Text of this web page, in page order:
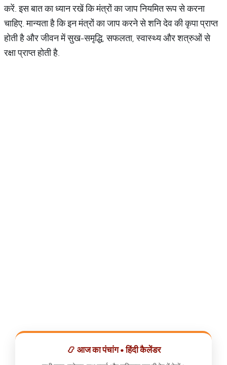
करें. इस बात का ध्यान रखें कि मंत्रों का जाप नियमित रूप से करना
चाहिए. मान्यता है कि इन मंत्रों का जाप करने से शनि देव की कृपा प्राप्त
होती है और जीवन में सुख-समृद्धि, सफलता, स्वास्थ्य और शत्रुओं से
रक्षा प्राप्त होती है.
📿 आज का पंचांग • हिंदी कैलेंडर